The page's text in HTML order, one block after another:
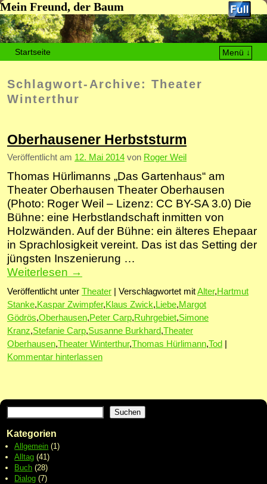
Mein Freund, der Baum
Startseite
Menü ↓
Schlagwort-Archive: Theater
Winterthur
Oberhausener Herbststurm
Veröffentlicht am 12. Mai 2014 von Roger Weil
Thomas Hürlimanns „Das Gartenhaus“ am
Theater Oberhausen Theater Oberhausen
(Photo: Roger Weil – Lizenz: CC BY-SA 3.0) Die
Bühne: eine Herbstlandschaft inmitten von
Holzwänden. Auf der Bühne: ein älteres Ehepaar
in Sprachlosigkeit vereint. Das ist das Setting der
jüngsten Inszenierung …
Weiterlesen →
Veröffentlicht unter Theater Verschlagwortet mitAlter,Hartmut
Stanke,Kaspar Zwimpfer,Klaus Zwick, Liebe,Margot
Gödrös,Oberhausen,Peter Carp,Ruhrgebiet,Simone
Kranz,Stefanie Carp,Susanne Burkhard,Theater
Oberhausen,Theater Winterthur,Thomas Hürlimann,Tod
Kommentar hinterlassen
Suchen
Kategorien
Allgemein (1)
Alltag (41)
Buch (28)
Dialog (7)